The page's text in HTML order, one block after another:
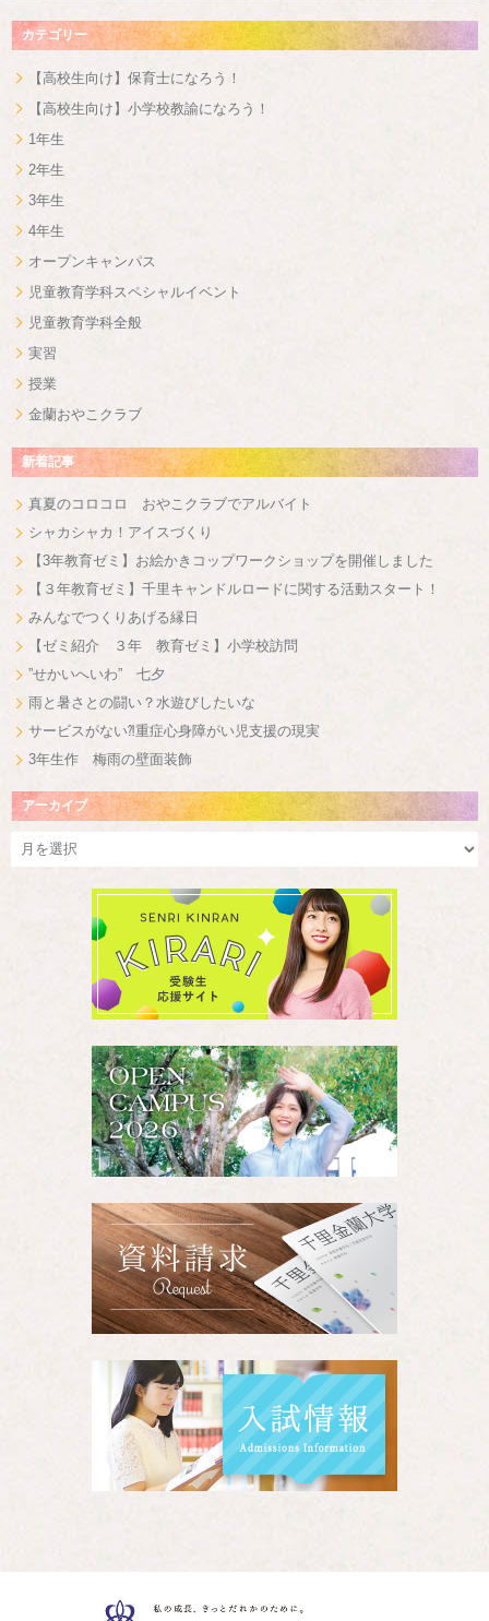
カテゴリー
【高校生向け】保育士になろう！
【高校生向け】小学校教諭になろう！
1年生
2年生
3年生
4年生
オープンキャンパス
児童教育学科スペシャルイベント
児童教育学科全般
実習
授業
金蘭おやこクラブ
新着記事
真夏のコロコロ おやこクラブでアルバイト
シャカシャカ！アイスづくり
【3年教育ゼミ】お絵かきコップワークショップを開催しました
【３年教育ゼミ】千里キャンドルロードに関する活動スタート！
みんなでつくりあげる縁日
【ゼミ紹介 ３年 教育ゼミ】小学校訪問
”せかいへいわ” 七夕
雨と暑さとの闘い？水遊びしたいな
サービスがない⁈重症心身障がい児支援の現実
3年生作 梅雨の壁面装飾
アーカイブ